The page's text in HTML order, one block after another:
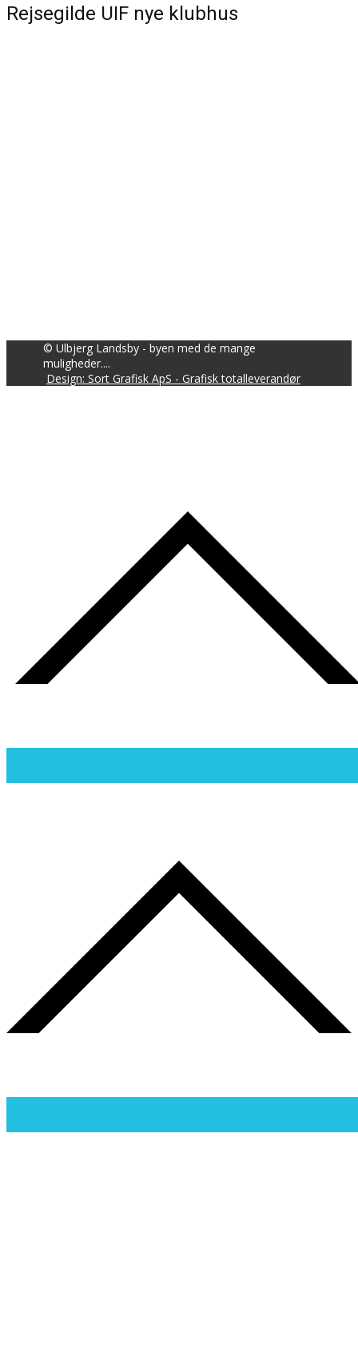
Rejsegilde UIF nye klubhus
© Ulbjerg Landsby - byen med de mange
muligheder....
Design: Sort Grafisk ApS - Grafisk totalleverandør